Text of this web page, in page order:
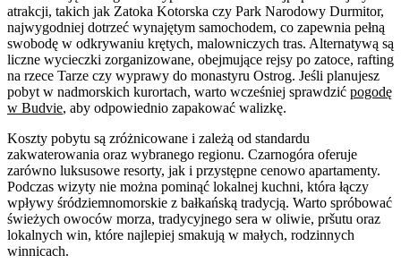
atrakcji, takich jak Zatoka Kotorska czy Park Narodowy Durmitor,
najwygodniej dotrzeć wynajętym samochodem, co zapewnia pełną
swobodę w odkrywaniu krętych, malowniczych tras. Alternatywą są
liczne wycieczki zorganizowane, obejmujące rejsy po zatoce, rafting
na rzece Tarze czy wyprawy do monastyru Ostrog. Jeśli planujesz
pobyt w nadmorskich kurortach, warto wcześniej sprawdzić pogodę
w Budvie, aby odpowiednio zapakować walizkę.
Koszty pobytu są zróżnicowane i zależą od standardu
zakwaterowania oraz wybranego regionu. Czarnogóra oferuje
zarówno luksusowe resorty, jak i przystępne cenowo apartamenty.
Podczas wizyty nie można pominąć lokalnej kuchni, która łączy
wpływy śródziemnomorskie z bałkańską tradycją. Warto spróbować
świeżych owoców morza, tradycyjnego sera w oliwie, pršutu oraz
lokalnych win, które najlepiej smakują w małych, rodzinnych
winnicach.